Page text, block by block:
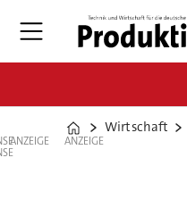
Home
Wirtschaft
ANZEIGE ANZEIGE